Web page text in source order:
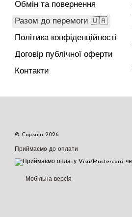
Обмін та повернення
Разом до перемоги 🇺🇦
Політика конфіденційності
Договір публічної оферти
Контакти
© Capsula 2026
Приймаємо до оплати
Мобільна версія